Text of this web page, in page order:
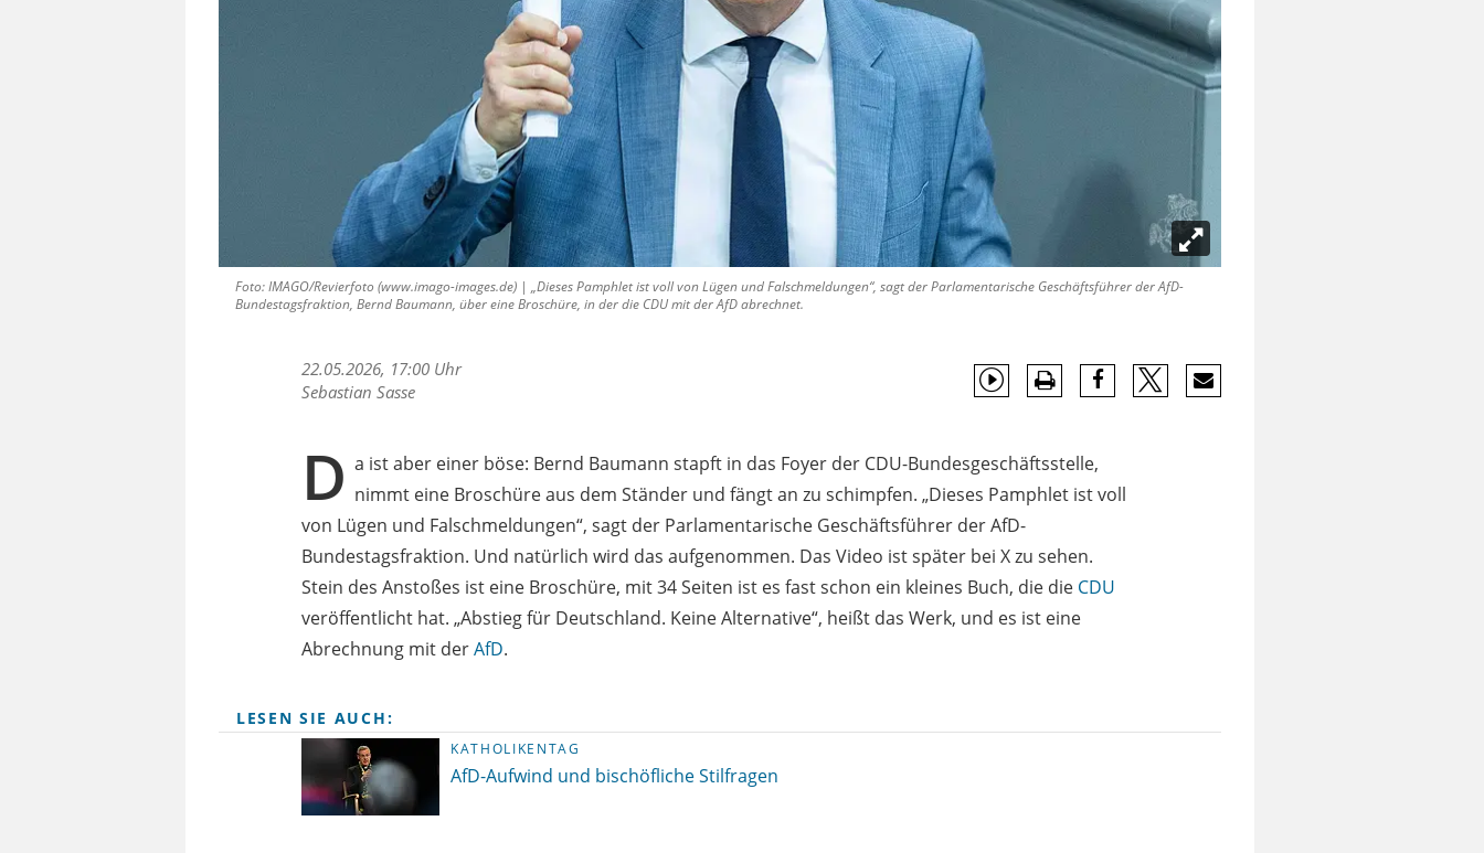
Foto: IMAGO/Revierfoto (www.imago-images.de) | „Dieses Pamphlet ist voll von Lügen und Falschmeldungen“, sagt der Parlamentarische Geschäftsführer der AfD-
Bundestagsfraktion, Bernd Baumann, über eine Broschüre, in der die CDU mit der AfD abrechnet.
22.05.2026, 17:00 Uhr
Sebastian Sasse
D a ist aber einer böse: Bernd Baumann stapft in das Foyer der CDU-Bundesgeschäftsstelle,
nimmt eine Broschüre aus dem Ständer und fängt an zu schimpfen. „Dieses Pamphlet ist voll
von Lügen und Falschmeldungen“, sagt der Parlamentarische Geschäftsführer der AfD-
Bundestagsfraktion. Und natürlich wird das aufgenommen. Das Video ist später bei X zu sehen.
Stein des Anstoßes ist eine Broschüre, mit 34 Seiten ist es fast schon ein kleines Buch, die die CDU
veröffentlicht hat. „Abstieg für Deutschland. Keine Alternative“, heißt das Werk, und es ist eine
Abrechnung mit derAfD.
LESEN SIE AUCH:
KATHOLIKENTAG
AfD-Aufwind und bischöfliche Stilfragen